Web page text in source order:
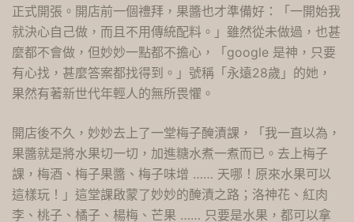
正式開張。開店前一個禮拜，果醬也才準備好：「一開始我
就決心自己做，而且不用傳統配料。」雖然從未做過，也甚
麼都不會做，但妙妙一點都不擔心，「google 是神，只要
有心找，甚麼答案都找得到。」號稱「永遠28歲」的她，
果然有著新世代年輕人的無所畏懼。
開店後不久，妙妙去上了一堂梅子醃漬課，「我一直以為，
果醬就是將水果切一切，加進糖水煮一煮而已。去上梅子
課，梅酒、梅子果醬、梅子味增 …… 天哪！原來水果可以
這樣玩！」這堂課啟蒙了妙妙的醃漬之路；洛神花、紅肉
李、桃子、橘子、楊梅、芒果 …… 只要是水果，都可以拿